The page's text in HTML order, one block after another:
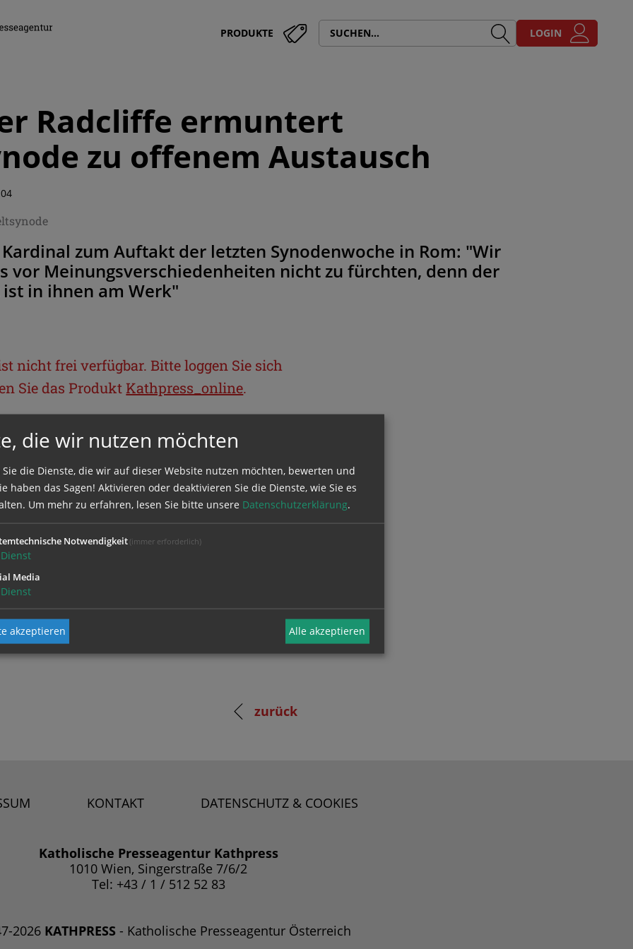
PRODUKTE LOGIN
Radcliffe ermuntert
zu offenem Austausch
zum Auftakt der letzten Synodenwoche in Rom: "Wir
vor Meinungsverschiedenheiten nicht zu fürchten, denn der
in ihnen am Werk"
nicht frei verfügbar. Bitte loggen Sie sich
Sie das Produkt Kathpress_online.
sich mit Ihrem Benutzernamen und
zurück
KONTAKT DATENSCHUTZ & COOKIES
Katholische Presseagentur Kathpress
1010 Wien, Singerstraße 7/6/2
Tel: +43 / 1 / 512 52 83
2026 KATHPRESS - Katholische Presseagentur Österreich
die wir nutzen möchten
Sie die Dienste, die wir auf dieser Website nutzen möchten, bewerten und
haben das Sagen! Aktivieren oder deaktivieren Sie die Dienste, wie Sie es
Um mehr zu erfahren, lesen Sie bitte unsere Datenschutzerklärung.
Notwendigkeit (immer erforderlich)
Dienst
Media
Dienst
akzeptieren Alle akzeptieren